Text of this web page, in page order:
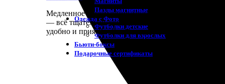
Пазлы магнитные
Одежда с Фото
Футболки детские
Футболки для взрослых
Бьюти-боксы
Подарочные сертификаты
Медленное оформление заказа сыграло на руку:
— всё тщательно запечатано. Рамка идеально
удобно и приятно. Рекомендую тем, кто ценит